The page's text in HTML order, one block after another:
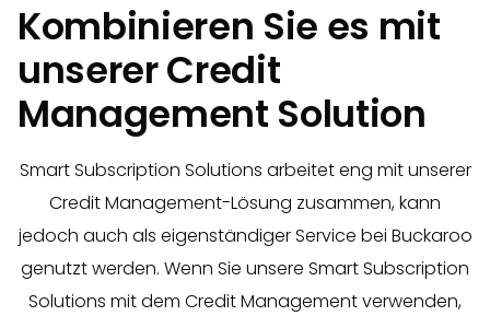
Kombinieren Sie es mit
unserer Credit
Management Solution
Smart Subscription Solutions arbeitet eng mit unserer
Credit Management-Lösung zusammen, kann
jedoch auch als eigenständiger Service bei Buckaroo
genutzt werden. Wenn Sie unsere Smart Subscription
Solutions mit dem Credit Management verwenden,